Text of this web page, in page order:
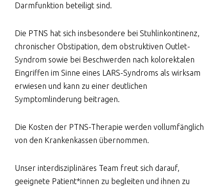
Darmfunktion beteiligt sind.
Die PTNS hat sich insbesondere bei Stuhlinkontinenz,
chronischer Obstipation, dem obstruktiven Outlet-
Syndrom sowie bei Beschwerden nach kolorektalen
Eingriffen im Sinne eines LARS-Syndroms als wirksam
erwiesen und kann zu einer deutlichen
Symptomlinderung beitragen.
Die Kosten der PTNS-Therapie werden vollumfänglich
von den Krankenkassen übernommen.
Unser interdisziplinäres Team freut sich darauf,
geeignete Patient*innen zu begleiten und ihnen zu